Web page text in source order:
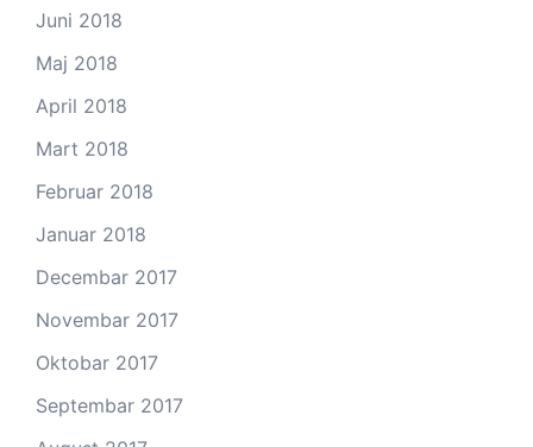
Juni 2018
Maj 2018
April 2018
Mart 2018
Februar 2018
Januar 2018
Decembar 2017
Novembar 2017
Oktobar 2017
Septembar 2017